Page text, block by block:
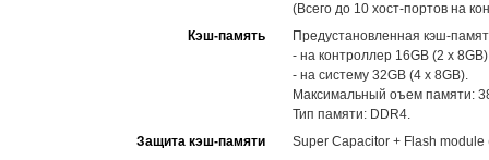
(Всего до 10 хост-портов на
Кэш-память
Предустановленная кэш-
- на контроллер 16GB (2 x
- на систему 32GB (4 x 8GB).
Максимальный оъем памяти:
Тип памяти: DDR4.
Защита кэш-памяти
Super Capacitor + Flash